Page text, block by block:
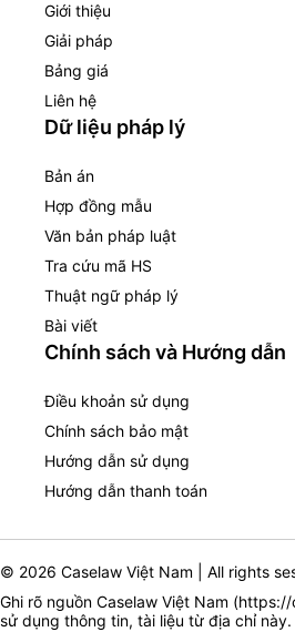
Giới thiệu
Giải pháp
Bảng giá
Liên hệ
Dữ liệu pháp lý
Bản án
Hợp đồng mẫu
Văn bản pháp luật
Tra cứu mã HS
Thuật ngữ pháp lý
Bài viết
Chính sách và Hướng dẫn
Điều khoản sử dụng
Chính sách bảo mật
Hướng dẫn sử dụng
Hướng dẫn thanh toán
© 2026 Caselaw Việt Nam | All rights
Ghi rõ nguồn Caselaw Việt Nam (https://
sử dụng thông tin, tài liệu từ địa chỉ này.